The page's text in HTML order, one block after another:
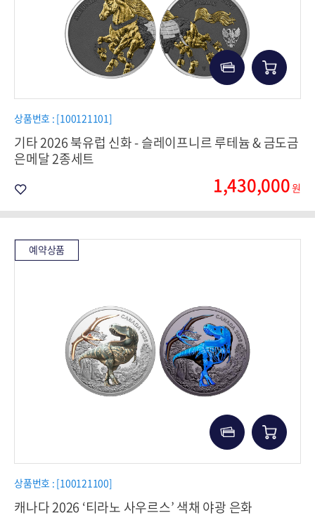
상품번호 : [100121101]
기타 2026 북유럽 신화 - 슬레이프니르 루테늄 & 금도금
은메달 2종세트
1,430,000원
예약상품
상품번호 : [100121100]
캐나다 2026 ‘티라노 사우르스’ 색채 야광 은화